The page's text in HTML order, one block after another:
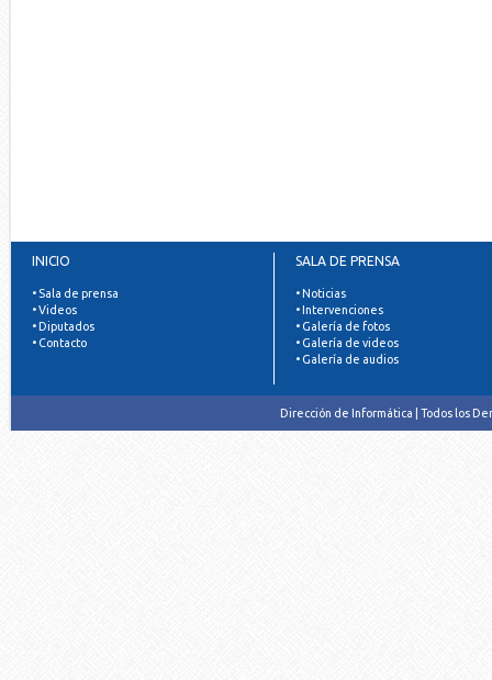
INICIO
• Sala de prensa
• Videos
• Diputados
• Contacto
SALA DE PRENSA
• Noticias
• Intervenciones
• Galería de fotos
• Galería de videos
• Galería de audios
Dirección de Informática | Todos los